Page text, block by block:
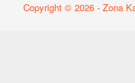
Copyright © 2026 - Zona